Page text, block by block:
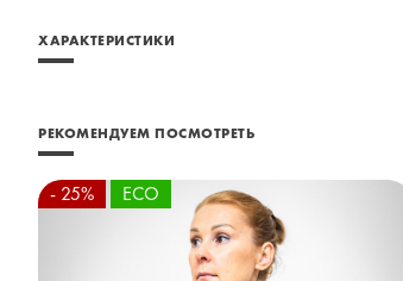
ХАРАКТЕРИСТИКИ
РЕКОМЕНДУЕМ ПОСМОТРЕТЬ
- 25% ECO